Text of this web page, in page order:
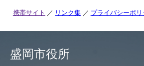
携帯サイト リンク集 プライバシーポリ
盛岡市役所